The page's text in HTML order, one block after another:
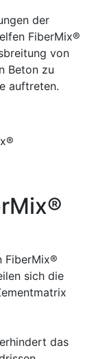
der
FiberMix®
von
Beton zu
auftreten.
FiberMix®
sich die
das